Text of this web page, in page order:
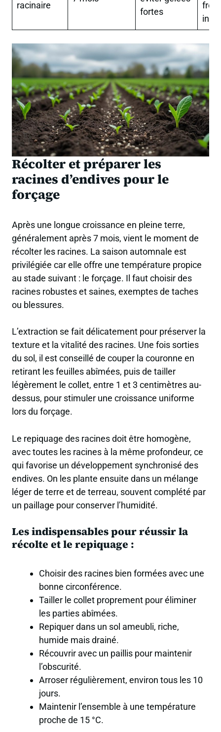
racinaire
fortes
froid
Récolter et préparer les
racines d’endives pour le
forçage
Après une longue croissance en pleine terre,
généralement après 7 mois, vient le moment de
récolter les racines. La saison automnale est
privilégiée car elle offre une température propice
au stade suivant : le forçage. Il faut choisir des
racines robustes et saines, exemptes de taches
ou blessures.
L’extraction se fait délicatement pour préserver la
texture et la vitalité des racines. Une fois sorties
du sol, il est conseillé de couper la couronne en
retirant les feuilles abîmées, puis de tailler
légèrement le collet, entre 1 et 3 centimètres au-
dessus, pour stimuler une croissance uniforme
lors du forçage.
Le repiquage des racines doit être homogène,
avec toutes les racines à la même profondeur, ce
qui favorise un développement synchronisé des
endives. On les plante ensuite dans un mélange
léger de terre et de terreau, souvent complété par
un paillage pour conserver l’humidité.
Les indispensables pour réussir la
récolte et le repiquage :
Choisir des racines bien formées avec une
bonne circonférence.
Tailler le collet proprement pour éliminer
les parties abîmées.
Repiquer dans un sol ameubli, riche,
humide mais drainé.
Récouvrir avec un paillis pour maintenir
l’obscurité.
Arroser régulièrement, environ tous les 10
jours.
Maintenir l’ensemble à une température
proche de 15 °C.